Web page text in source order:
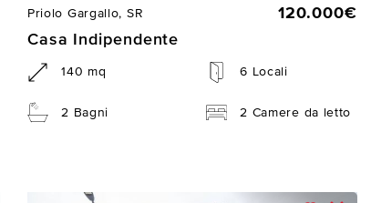
Priolo Gargallo, SR
120.000€
Casa Indipendente
140 mq 6 Locali
2 Bagni 2 Camere da letto